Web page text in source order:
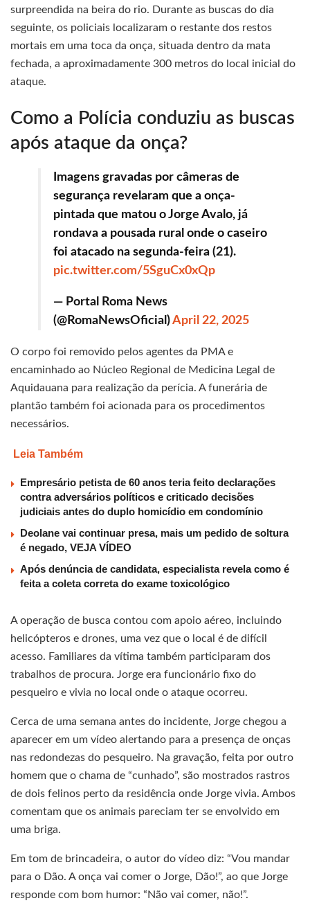
surpreendida na beira do rio. Durante as buscas do dia
seguinte, os policiais localizaram o restante dos restos
mortais em uma toca da onça, situada dentro da mata
fechada, a aproximadamente 300 metros do local inicial do
ataque.
Como a Polícia conduziu as buscas
após ataque da onça?
Imagens gravadas por câmeras de
segurança revelaram que a onça-
pintada que matou o Jorge Avalo, já
rondava a pousada rural onde o caseiro
foi atacado na segunda-feira (21).
pic.twitter.com/5SguCx0xQp
— Portal Roma News
(@RomaNewsOficial)April 22, 2025
O corpo foi removido pelos agentes da PMA e
encaminhado ao Núcleo Regional de Medicina Legal de
Aquidauana para realização da perícia. A funerária de
plantão também foi acionada para os procedimentos
necessários.
Leia Também
Empresário petista de 60 anos teria feito declarações
contra adversários políticos e criticado decisões
judiciais antes do duplo homicídio em condomínio
Deolane vai continuar presa, mais um pedido de soltura
é negado, VEJA VÍDEO
Após denúncia de candidata, especialista revela como é
feita a coleta correta do exame toxicológico
A operação de busca contou com apoio aéreo, incluindo
helicópteros e drones, uma vez que o local é de difícil
acesso. Familiares da vítima também participaram dos
trabalhos de procura. Jorge era funcionário fixo do
pesqueiro e vivia no local onde o ataque ocorreu.
Cerca de uma semana antes do incidente, Jorge chegou a
aparecer em um vídeo alertando para a presença de onças
nas redondezas do pesqueiro. Na gravação, feita por outro
homem que o chama de “cunhado”, são mostrados rastros
de dois felinos perto da residência onde Jorge vivia. Ambos
comentam que os animais pareciam ter se envolvido em
uma briga.
Em tom de brincadeira, o autor do vídeo diz: “Vou mandar
para o Dão. A onça vai comer o Jorge, Dão!”, ao que Jorge
responde com bom humor: “Não vai comer, não!”.